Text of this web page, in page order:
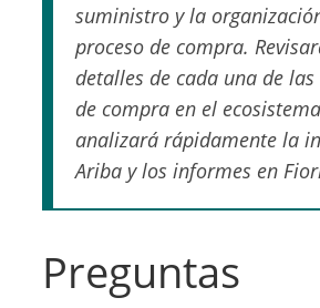
suministro y la
proceso de compra.
detalles de cada una de
de compra en el
analizará rápidamente la
Ariba y los informes en
Preguntas